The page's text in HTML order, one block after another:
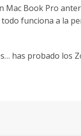
Book Pro
funciona a la
has probado los